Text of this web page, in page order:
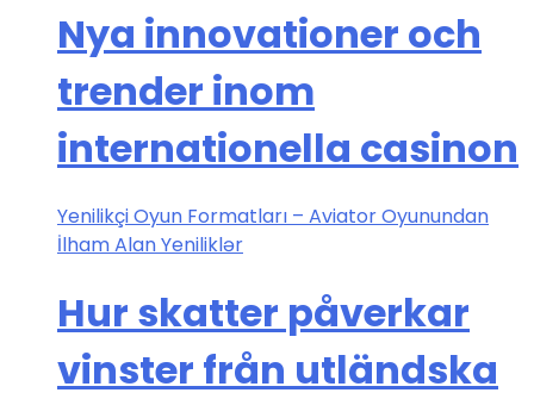
Nya innovationer och
trender inom
internationella casinon
Yenilikçi Oyun Formatları – Aviator Oyunundan
İlham Alan Yeniliklər
Hur skatter påverkar
vinster från utländska